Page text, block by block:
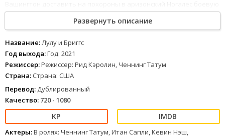
подругу почившего - нервную бельгийскую овчарку Лулу с целым
спектром посттравматических расстройств. Поскольку собака
боится летать, сделать это придётся на машине
по Тихоокеанскому побережью, и эта поездка будет не самым
простым заданием Бриггса.
1 23 45 678
Развернуть описание
Название:Лулу и Бриггс
Год выхода:Год: 2021
Режиссер:Режиссер: Рид Кэролин, Ченнинг Татум
Страна: Страна: США
Перевод: Дублированный
Качество: 720 - 1080
Актеры:В ролях: Ченнинг Татум, Итан Сапли, Кевин Нэш,